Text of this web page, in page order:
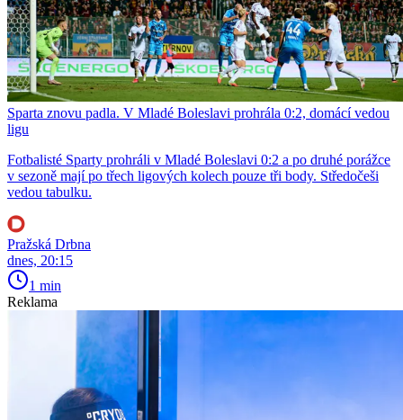
Sparta znovu padla. V Mladé Boleslavi prohrála 0:2, domácí vedou
ligu
Fotbalisté Sparty prohráli v Mladé Boleslavi 0:2 a po druhé porážce
v sezoně mají po třech ligových kolech pouze tři body. Středočeši
vedou tabulku.
Pražská Drbna
dnes, 20:15
1 min
Reklama